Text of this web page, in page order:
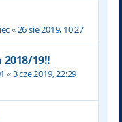
«26 sie 2019, 10:27
2018/19!!
«3 cze 2019, 22:29